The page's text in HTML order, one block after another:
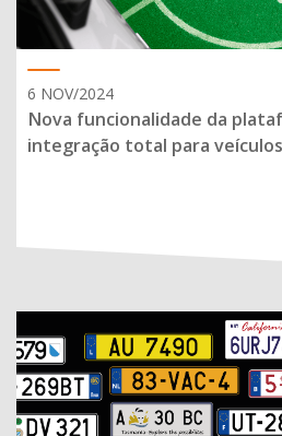
6 NOV/2024
Nova funcionalidade da
integração total para